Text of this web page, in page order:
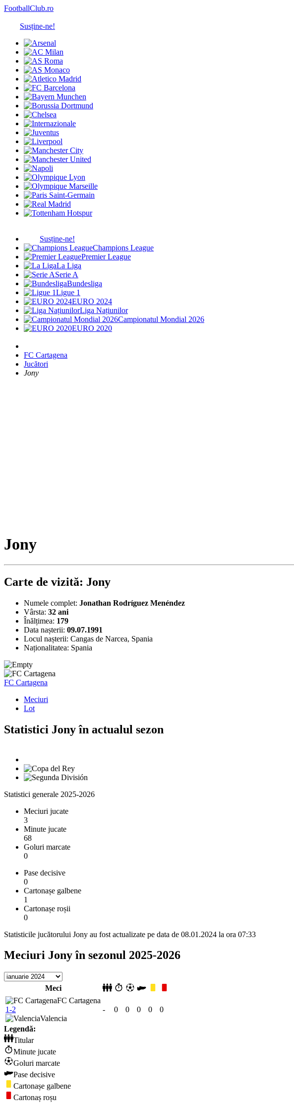
FootballClub.ro
Susține-ne!
Susține-ne!
Champions League
Premier League
La Liga
Serie A
Bundesliga
Ligue 1
EURO 2024
Liga Națiunilor
Campionatul Mondial 2026
EURO 2020
FC Cartagena
Jucători
Jony
Jony
Carte de vizită: Jony
Numele complet: Jonathan Rodríguez Menéndez
Vârsta: 32 ani
Înălțimea: 179
Data nașterii: 09.07.1991
Locul nașterii: Cangas de Narcea, Spania
Naționalitatea: Spania
FC Cartagena
Meciuri
Lot
Statistici Jony în actualul sezon
Statistici generale 2025-2026
Meciuri jucate
3
Minute jucate
68
Goluri marcate
0
Pase decisive
0
Cartonașe galbene
1
Cartonașe roșii
0
Statisticile jucătorului Jony au fost actualizate pe data de 08.01.2024 la ora 07:33
Meciuri Jony în sezonul 2025-2026
Meci
FC Cartagena
1-2
Valencia
- 0 0 0 0 0
Legendă:
Titular
Minute jucate
Goluri marcate
Pase decisive
Cartonașe galbene
Cartonaș roșu